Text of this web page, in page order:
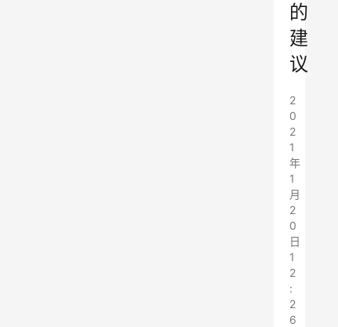
的
建
议
2
0
2
1
年
1
月
2
0
日
1
2
:
2
6